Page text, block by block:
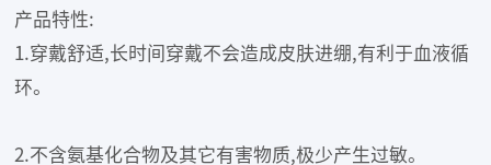
产品特性:
1.穿戴舒适,长时间穿戴不会造成皮肤进绷,有利于血液循
环。
2.不含氨基化合物及其它有害物质,极少产生过敏。